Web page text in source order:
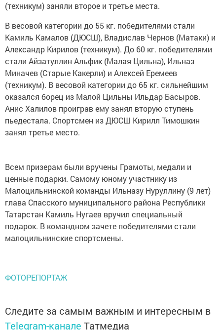
(техникум) заняли второе и третье места.
В весовой категории до 55 кг. победителями стали
Камиль Камалов (ДЮСШ), Владислав Чернов (Матаки) и
Александр Кирилов (техникум). До 60 кг. победителями
стали Айзатуллин Альфик (Малая Цильна), Ильназ
Миначев (Старые Какерли) и Алексей Еремеев
(техникум). В весовой категории до 65 кг. сильнейшим
оказался борец из Малой Цильны Ильдар Басыров.
Анис Халилов проиграв ему занял вторую ступень
пьедестала. Спортсмен из ДЮСШ Кирилл Тимошкин
занял третье место.
Всем призерам были вручены Грамоты, медали и
ценные подарки. Самому юному участнику из
Малоцильнинской команды Ильназу Нуруллину (9 лет)
глава Спасского муниципального района Республики
Татарстан Камиль Нугаев вручил специальный
подарок. В командном зачете победителями стали
малоцильнинские спортсмены.
ФОТОРЕПОРТАЖ
Следите за самым важным и интересным в
Telegram-канале Татмедиа